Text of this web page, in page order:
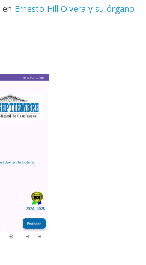
en Ernesto Hill Olvera y su órgano